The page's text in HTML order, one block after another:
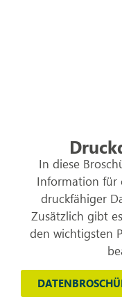
In diese
Information für
druckfähiger
Zusätzlich gibt
den wichtigsten